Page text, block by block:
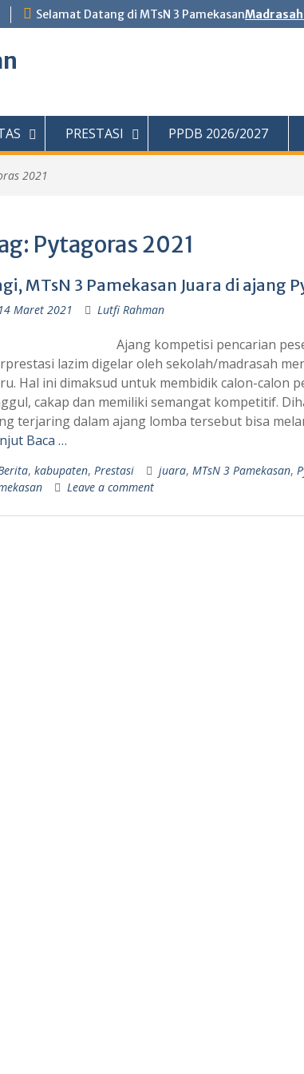
Selamat Datang di MTsN 3 Pamekasan
PRESTASI PPDB 2026/2027
2021
Pytagoras 2021
MTsN 3 Pamekasan Juara di ajang
14 Maret 2021 Lutfi Rahman
Ajang kompetisi pencarian
lazim digelar oleh sekolah/madrasah
Hal ini dimaksud untuk membidik calon-calon
cakap dan memiliki semangat kompetitif.
terjaring dalam ajang lomba tersebut bisa
Baca …
, kabupaten, Prestasi juara, MTsN 3 Pamekasan,
Leave a comment